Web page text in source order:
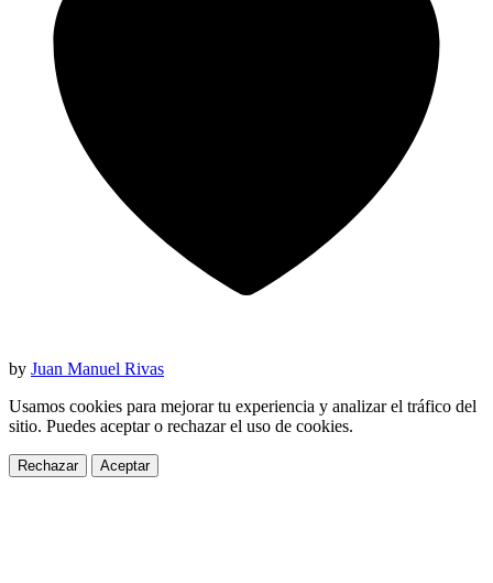
by Juan Manuel Rivas
Usamos cookies para mejorar tu experiencia y analizar el tráfico del
sitio. Puedes aceptar o rechazar el uso de cookies.
Rechazar Aceptar